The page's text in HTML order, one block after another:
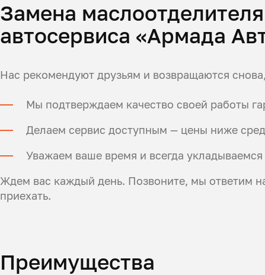
Замена
автосервиса «Армада
Нас рекомендуют друзьям и возвращаются
Мы подтверждаем качество своей работы
Делаем сервис доступным — цены ниже
Уважаем ваше время и всегда
Ждем вас каждый день. Позвоните, мы ответим
приехать.
Преимущества